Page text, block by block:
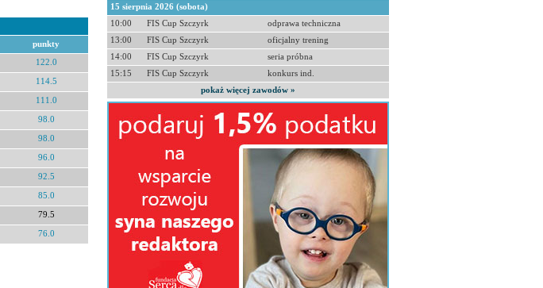
punkty
122.0
114.5
111.0
98.0
98.0
96.0
92.5
85.0
79.5
76.0
15 sierpnia 2026 (sobota)
10:00
FIS Cup Szczyrk
odprawa techniczna
13:00
FIS Cup Szczyrk
oficjalny trening
14:00
FIS Cup Szczyrk
seria próbna
15:15
FIS Cup Szczyrk
konkurs ind.
pokaż więcej zawodów »